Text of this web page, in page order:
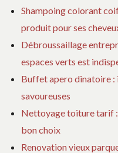
Shampoing colorant
produit pour ses
Débroussaillage
espaces verts est
Buffet apero dinatoire :
savoureuses
Nettoyage toiture tarif
bon choix
Renovation vieux